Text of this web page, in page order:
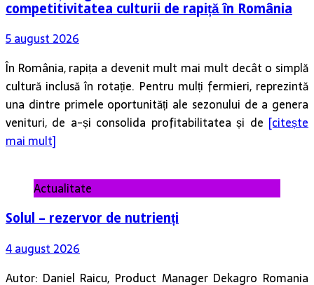
competitivitatea culturii de rapiță în România
5 august 2026
În România, rapița a devenit mult mai mult decât o simplă
cultură inclusă în rotație. Pentru mulți fermieri, reprezintă
una dintre primele oportunități ale sezonului de a genera
venituri, de a-și consolida profitabilitatea și de [citește
mai mult]
Actualitate
Solul – rezervor de nutrienți
4 august 2026
Autor: Daniel Raicu, Product Manager Dekagro Romania